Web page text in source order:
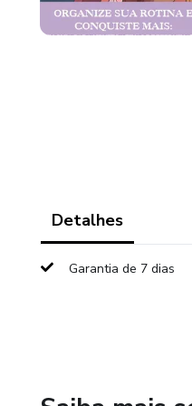
Detalhes
Garantia de 7 dias